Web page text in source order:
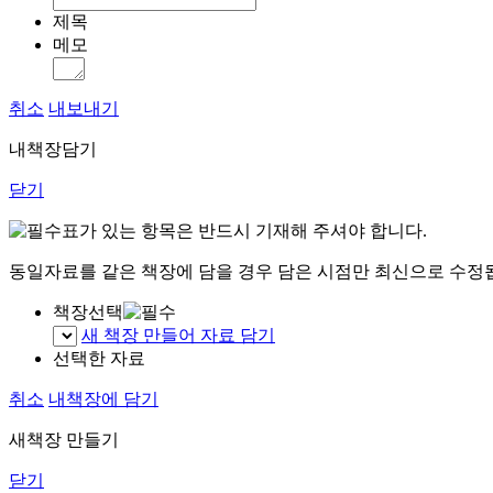
제목
메모
취소 내보내기
내책장담기
닫기
표가 있는 항목은 반드시 기재해 주셔야 합니다.
동일자료를 같은 책장에 담을 경우 담은 시점만 최신으로 수정
책장선택
새 책장 만들어 자료 담기
선택한 자료
취소 내책장에 담기
새책장 만들기
닫기